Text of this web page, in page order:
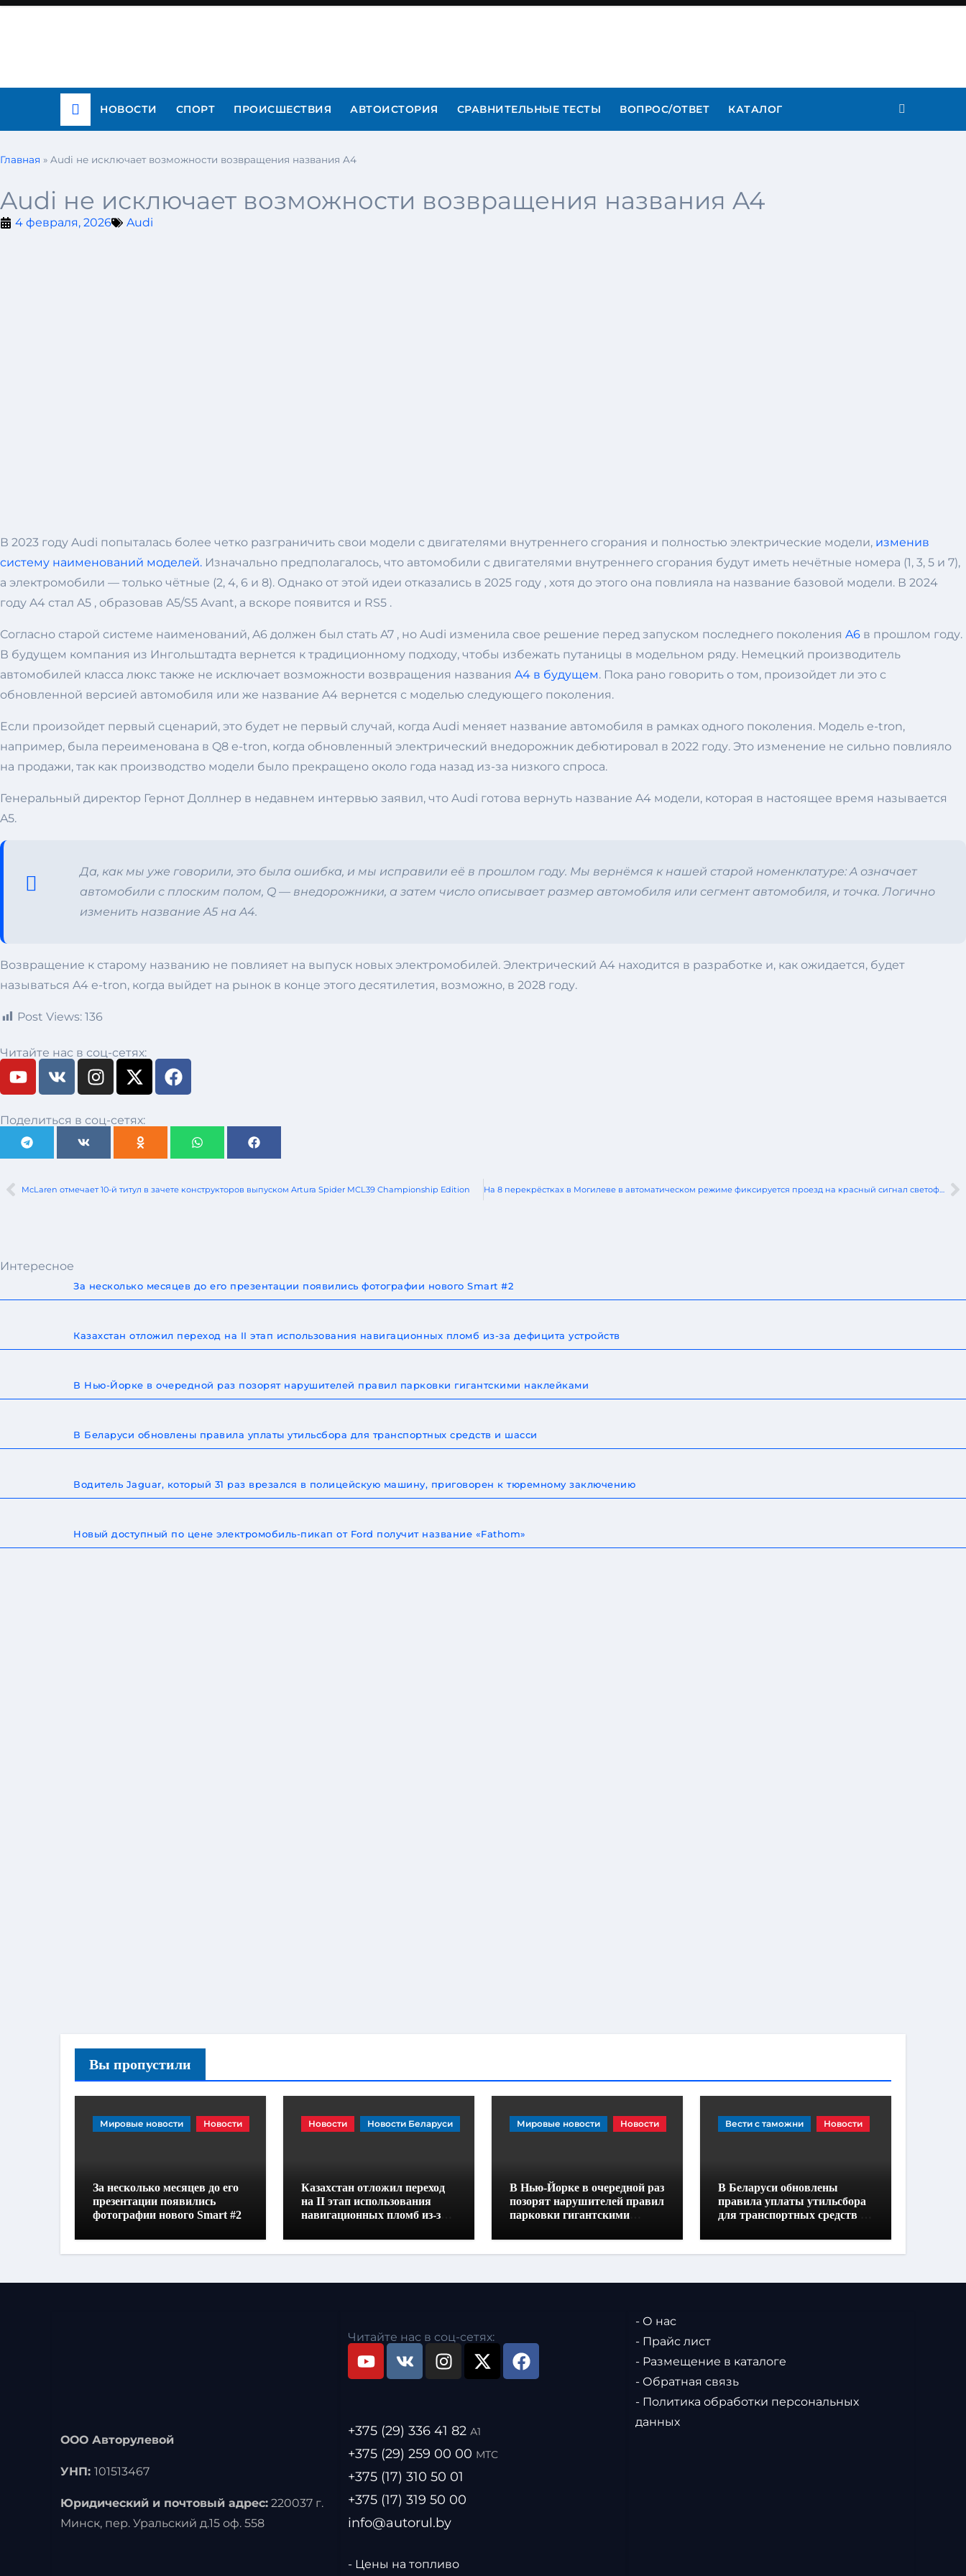
НОВОСТИ СПОРТ ПРОИСШЕСТВИЯ АВТОИСТОРИЯ СРАВНИТЕЛЬНЫЕ ТЕСТЫ ВОПРОС/ОТВЕТ КАТАЛОГ
Главная » Audi не исключает возможности возвращения названия A4
Audi не исключает возможности возвращения названия A4
4 февраля, 2026 Audi
В 2023 году Audi попыталась более четко разграничить свои модели с двигателями внутреннего сгорания и полностью электрические модели, изменив
систему наименований моделей. Изначально предполагалось, что автомобили с двигателями внутреннего сгорания будут иметь нечётные номера (1, 3, 5 и 7),
а электромобили — только чётные (2, 4, 6 и 8). Однако от этой идеи отказались в 2025 году , хотя до этого она повлияла на название базовой модели. В 2024
году A4 стал A5 , образовав A5/S5 Avant, а вскоре появится и RS5 .
Согласно старой системе наименований, A6 должен был стать A7 , но Audi изменила свое решение перед запуском последнего поколения A6 в прошлом году.
В будущем компания из Ингольштадта вернется к традиционному подходу, чтобы избежать путаницы в модельном ряду. Немецкий производитель
автомобилей класса люкс также не исключает возможности возвращения названия A4 в будущем. Пока рано говорить о том, произойдет ли это с
обновленной версией автомобиля или же название A4 вернется с моделью следующего поколения.
Если произойдет первый сценарий, это будет не первый случай, когда Audi меняет название автомобиля в рамках одного поколения. Модель e-tron,
например, была переименована в Q8 e-tron, когда обновленный электрический внедорожник дебютировал в 2022 году. Это изменение не сильно повлияло
на продажи, так как производство модели было прекращено около года назад из-за низкого спроса.
Генеральный директор Гернот Доллнер в недавнем интервью заявил, что Audi готова вернуть название A4 модели, которая в настоящее время называется
A5.
Да, как мы уже говорили, это была ошибка, и мы исправили её в прошлом году. Мы вернёмся к нашей старой номенклатуре: A означает
автомобили с плоским полом, Q — внедорожники, а затем число описывает размер автомобиля или сегмент автомобиля, и точка. Логично
изменить название A5 на A4.
Возвращение к старому названию не повлияет на выпуск новых электромобилей. Электрический A4 находится в разработке и, как ожидается, будет
называться A4 e-tron, когда выйдет на рынок в конце этого десятилетия, возможно, в 2028 году.
Post Views: 136
Читайте нас в соц-сетях:
Поделиться в соц-сетях:
McLaren отмечает 10-й титул в зачете конструкторов выпуском Artura Spider MCL39 Championship Edition На 8 перекрёстках в Могилеве в автоматическом режиме фиксируется проезд на красный сигнал светофора
Интересное
За несколько месяцев до его презентации появились фотографии нового Smart #2
Казахстан отложил переход на II этап использования навигационных пломб из-за дефицита устройств
В Нью-Йорке в очередной раз позорят нарушителей правил парковки гигантскими наклейками
В Беларуси обновлены правила уплаты утильсбора для транспортных средств и шасси
Водитель Jaguar, который 31 раз врезался в полицейскую машину, приговорен к тюремному заключению
Новый доступный по цене электромобиль-пикап от Ford получит название «Fathom»
Вы пропустили
Мировые новости Новости
За несколько месяцев до его
презентации появились
фотографии нового Smart #2
Новости Новости Беларуси
Казахстан отложил переход
на II этап использования
навигационных пломб из-за
Мировые новости Новости
В Нью-Йорке в очередной раз
позорят нарушителей правил
парковки гигантскими
Вести с таможни Новости
В Беларуси обновлены
правила уплаты утильсбора
для транспортных средств и
ООО Авторулевой
УНП: 101513467
Юридический и почтовый адрес: 220037 г.
Минск, пер. Уральский д.15 оф. 558
Читайте нас в соц-сетях:
+375 (29) 336 41 82 А1
+375 (29) 259 00 00 МТС
+375 (17) 310 50 01
+375 (17) 319 50 00
info@autorul.by
- Цены на топливо
- О нас
- Прайс лист
- Размещение в каталоге
- Обратная связь
- Политика обработки персональных
данных